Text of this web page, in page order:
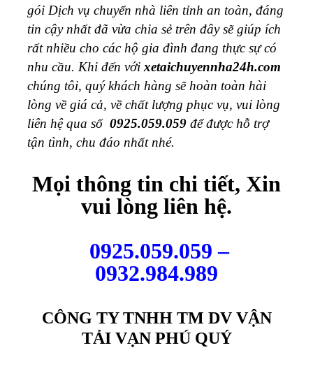
gói Dịch vụ chuyển nhà liên tỉnh an toàn, đáng
tin cậy nhất đã vừa chia sẻ trên đây sẽ giúp ích
rất nhiều cho các hộ gia đình đang thực sự có
nhu cầu. Khi đến vớixetaichuyennha24h.com
chúng tôi, quý khách hàng sẽ hoàn toàn hài
lòng về giá cả, về chất lượng phục vụ, vui lòng
liên hệ qua số 0925.059.059 để được hỗ trợ
tận tình, chu đáo nhất nhé.
Mọi thông tin chi tiết, Xin
vui lòng liên hệ.
0925.059.059 –
0932.984.989
CÔNG TY TNHH TM DV VẬN
TẢI VẠN PHÚ QUÝ